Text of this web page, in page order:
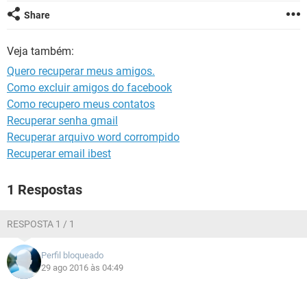
GUIA DE COMPRAS
INSTAGRAM
GUIA DE COMPRAS
Share
Veja também:
Quero recuperar meus amigos.
Como excluir amigos do facebook
Como recupero meus contatos
Recuperar senha gmail
Recuperar arquivo word corrompido
Recuperar email ibest
1 Respostas
RESPOSTA 1 / 1
Perfil bloqueado
29 ago 2016 às 04:49